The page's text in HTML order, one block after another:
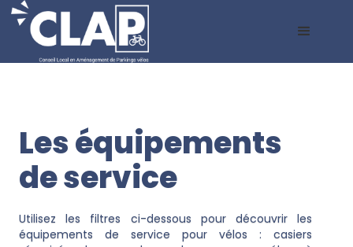
Les équipements
de service
Utilisez les filtres ci-dessous pour découvrir les
équipements de service pour vélos : casiers